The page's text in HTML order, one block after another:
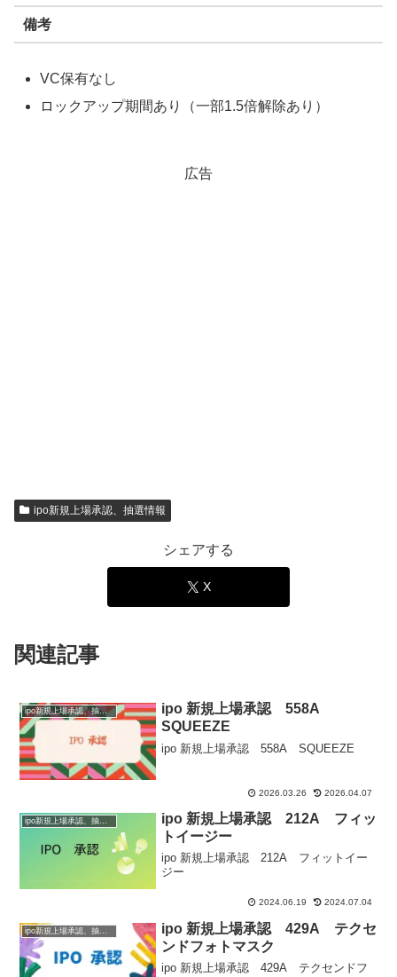
備考
VC保有なし
ロックアップ期間あり（一部1.5倍解除あり）
広告
ipo新規上場承認、抽選情報
シェアする
X
関連記事
ipo新規上場承認、抽選情報
ipo 新規上場承認 558A
SQUEEZE
ipo 新規上場承認 558A SQUEEZE
2026.03.26 2026.04.07
ipo新規上場承認、抽選情報
ipo 新規上場承認 212A フィッ
トイージー
ipo 新規上場承認 212A フィットイー
ジー
2024.06.19 2024.07.04
ipo 新規上場承認 429A テクセ
ンドフォトマスク
ipo 新規上場承認 429A テクセンドフ